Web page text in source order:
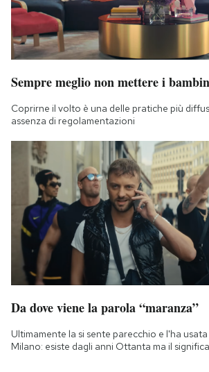
Sempre meglio non mettere i
Coprirne il volto è una delle pratiche più
assenza di regolamentazioni
Da dove viene la parola “maranza”
Ultimamente la si sente parecchio e l'ha
Milano: esiste dagli anni Ottanta ma il